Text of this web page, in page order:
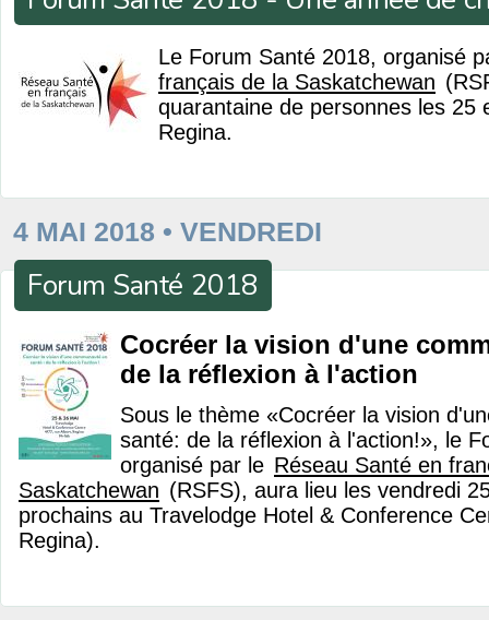
Le Forum Santé 2018, organisé
français de la Saskatchewan
quarantaine de personnes les 25
Regina.
4 MAI 2018 • VENDREDI
Forum Santé 2018
Cocréer la vision d'une
de la réflexion à l'action
Sous le thème «Cocréer la vision
santé: de la réflexion à l'action!», le
organisé par le Réseau Santé en
Saskatchewan (RSFS), aura lieu les vendredi
prochains au Travelodge Hotel & Conference
Regina).